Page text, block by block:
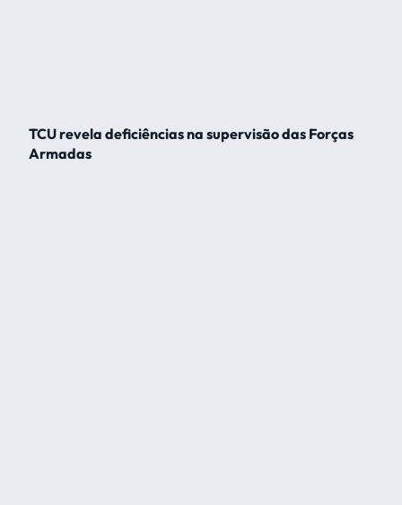
TCU revela deficiências na supervisão das Forças
Armadas